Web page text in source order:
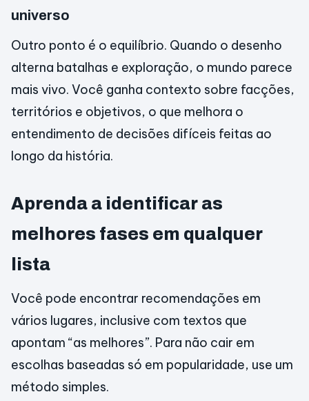
universo
Outro ponto é o equilíbrio. Quando o desenho
alterna batalhas e exploração, o mundo parece
mais vivo. Você ganha contexto sobre facções,
territórios e objetivos, o que melhora o
entendimento de decisões difíceis feitas ao
longo da história.
Aprenda a identificar as
melhores fases em qualquer
lista
Você pode encontrar recomendações em
vários lugares, inclusive com textos que
apontam “as melhores”. Para não cair em
escolhas baseadas só em popularidade, use um
método simples.